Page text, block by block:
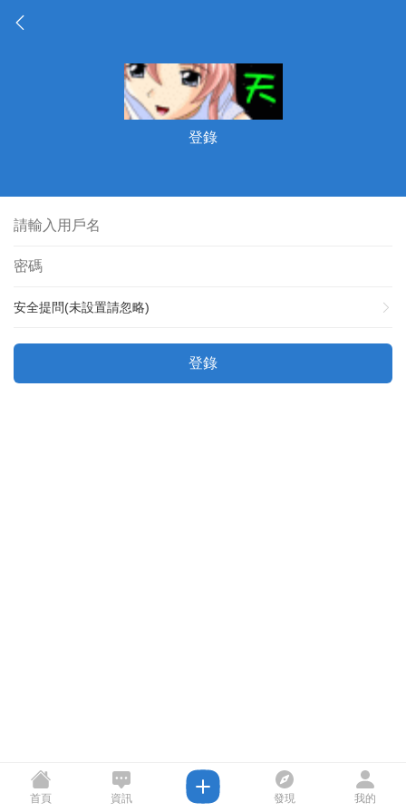
登錄
安全提問(未設置請忽略)
登錄
首頁 資訊 發現 我的